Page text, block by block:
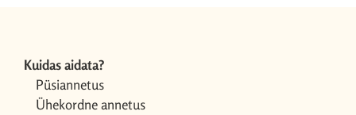
Kuidas aidata?
Püsiannetus
Ühekordne annetus